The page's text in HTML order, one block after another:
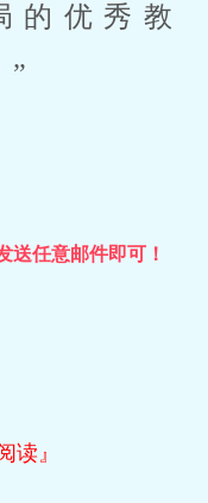
的优秀教
”
送任意邮件即可！
读』